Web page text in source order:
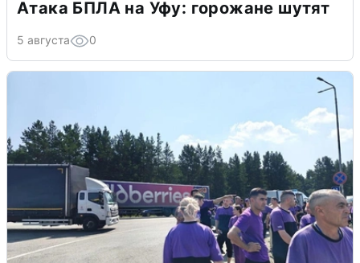
Атака БПЛА на Уфу: горожане шутят
5 августа 0